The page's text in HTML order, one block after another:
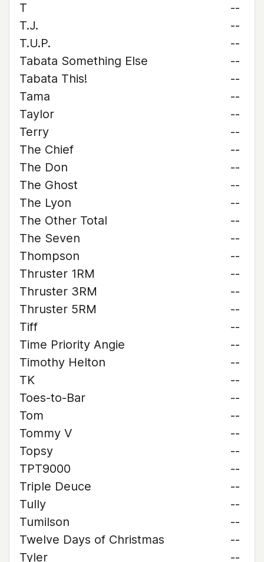
T
--
T.J.
--
T.U.P.
--
Tabata Something Else
--
Tabata This!
--
Tama
--
Taylor
--
Terry
--
The Chief
--
The Don
--
The Ghost
--
The Lyon
--
The Other Total
--
The Seven
--
Thompson
--
Thruster 1RM
--
Thruster 3RM
--
Thruster 5RM
--
Tiff
--
Time Priority Angie
--
Timothy Helton
--
TK
--
Toes-to-Bar
--
Tom
--
Tommy V
--
Topsy
--
TPT9000
--
Triple Deuce
--
Tully
--
Tumilson
--
Twelve Days of Christmas
--
Tyler
--